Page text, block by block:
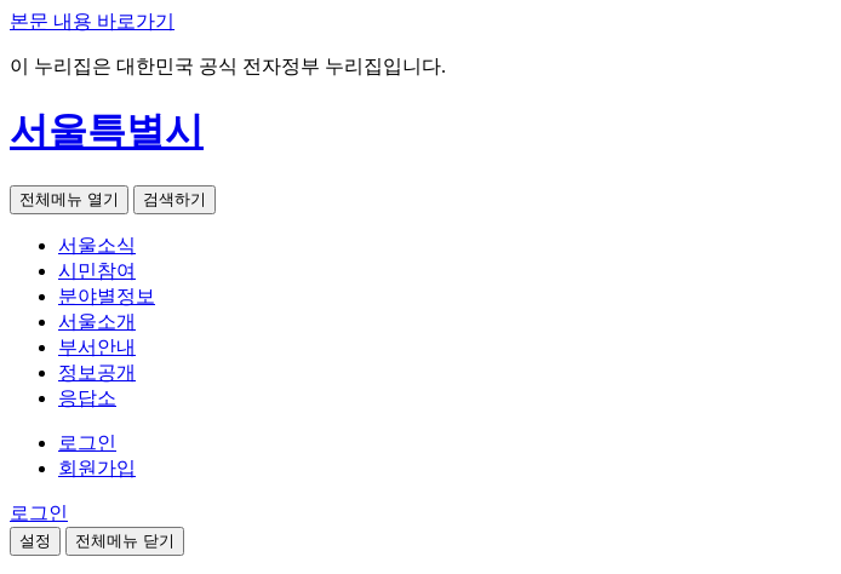
본문 내용 바로가기
이 누리집은 대한민국 공식 전자정부 누리집입니다.
서울특별시
전체메뉴 열기 검색하기
서울소식
시민참여
분야별정보
서울소개
부서안내
정보공개
응답소
로그인
회원가입
로그인
설정 전체메뉴 닫기